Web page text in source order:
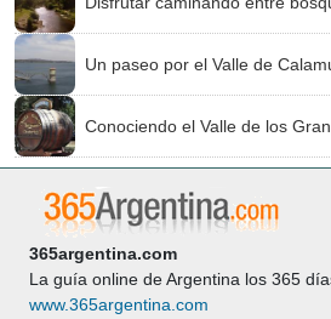
Un paseo por el Valle de
Conociendo el Valle de los
365argentina.com
La guía online de Argentina los 365
www.365argentina.com